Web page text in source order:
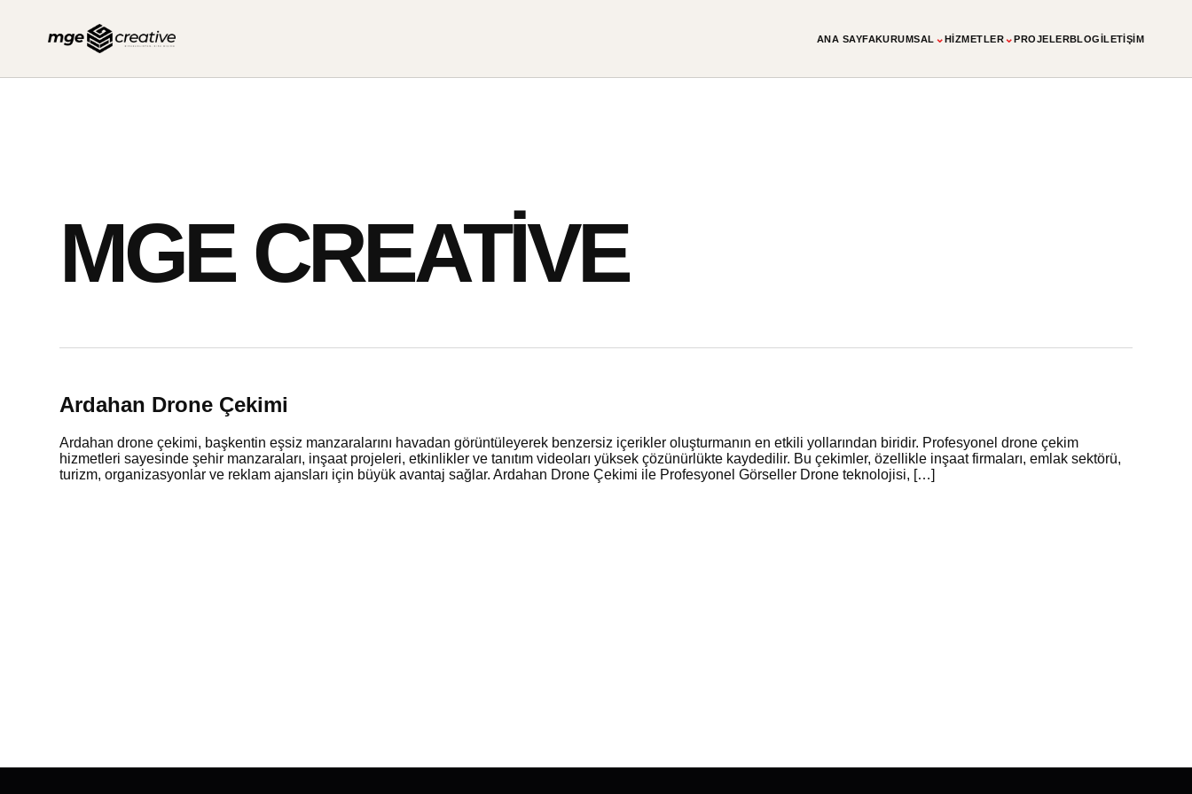
ANA SAYFAKURUMSAL ⌄HIZMETLER⌄PROJELERBLOGİLETIŞIM
MGE CREATIVE
Ardahan Drone Çekimi
Ardahan drone çekimi, başkentin eşsiz manzaralarını havadan görüntüleyerek benzersiz içerikler oluşturmanın en etkili yollarından biridir. Profesyonel drone çekim
hizmetleri sayesinde şehir manzaraları, inşaat projeleri, etkinlikler ve tanıtım videoları yüksek çözünürlükte kaydedilir. Bu çekimler, özellikle inşaat firmaları, emlak sektörü,
turizm, organizasyonlar ve reklam ajansları için büyük avantaj sağlar. Ardahan Drone Çekimi ile Profesyonel Görseller Drone teknolojisi, […]